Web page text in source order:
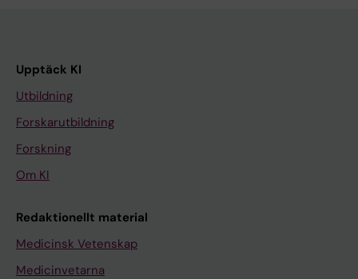
Upptäck KI
Utbildning
Forskarutbildning
Forskning
Om KI
Redaktionellt material
Medicinsk Vetenskap
Medicinvetarna